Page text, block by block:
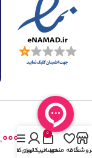
اسپیکر
دسکتاپ
جدل مدل
JEDEL S-علاقه مندی
0
سبد خرید
حساب کاربری من
نوار کناری